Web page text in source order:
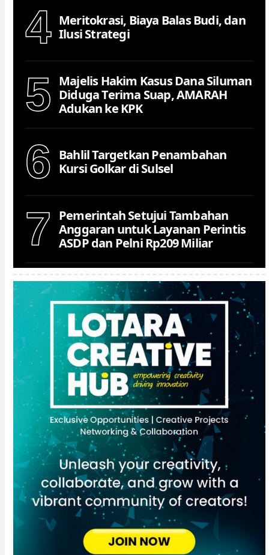
4
Meritokrasi, Biaya Balas Budi, dan
Ilusi Strategi
5
Majelis Hakim Kasus Dana Siluman
Diduga Terima Suap, AMARAH
Adukan ke KPK
6
Bahlil Targetkan Penambahan
Kursi Golkar di Sulsel
7
Pemerintah Setujui Tambahan
Anggaran untuk Layanan Perintis
ASDP dan Pelni Rp209 Miliar